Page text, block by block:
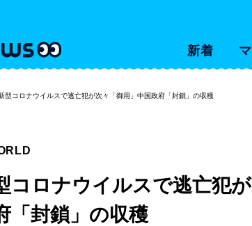
新着
型コロナウイルスで逃亡犯が次々「御用」中国政府「封鎖」の収穫
コロナウイルスで逃亡犯
「封鎖」の収穫